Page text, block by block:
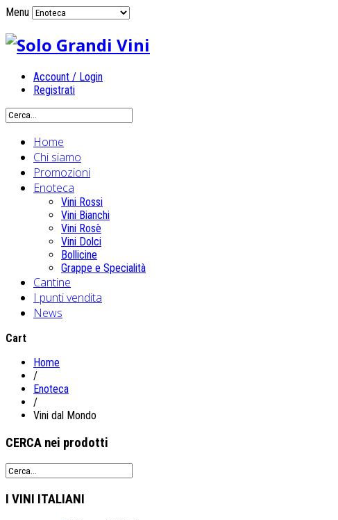
Menu
Account / Login
Registrati
Home
Chi siamo
Promozioni
Enoteca
Vini Rossi
Vini Bianchi
Vini Rosè
Vini Dolci
Bollicine
Grappe e Specialità
Cantine
I punti vendita
News
Cart
Home
/
Enoteca
/
Vini dal Mondo
CERCA nei prodotti
I VINI ITALIANI